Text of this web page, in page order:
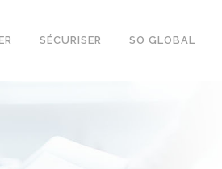
SÉCURISER SO GLOBAL